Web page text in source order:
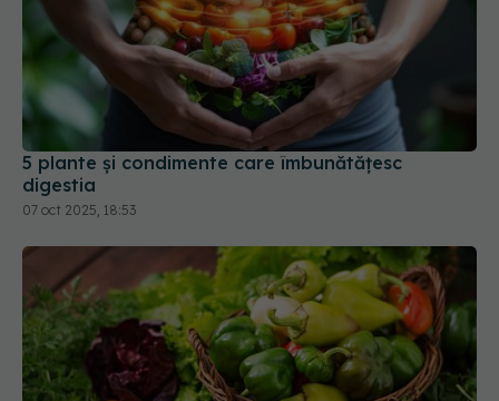
5 plante și condimente care îmbunătățesc
digestia
07 oct 2025, 18:53